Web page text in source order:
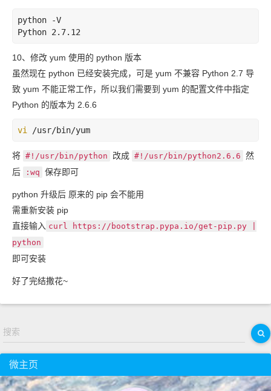
python
-V
Python 2 .7.12
10、修改 yum 使用的 python 版本
虽然现在 python 已经安装完成，可是 yum 不兼容 Python 2.7 导
致 yum 不能正常工作，所以我们需要到 yum 的配置文件中指定
Python 的版本为 2.6.6
vi
将 #!/usr/bin/python 改成 #!/usr/bin/python2.6.6 然
后
:wq 保存即可
python 升级后 原来的 pip 会不能用
需重新安装 pip
直接输入 curl https://bootstrap.pypa.io/get-pip.py |
python
即可安装
好了完结撒花~
搜索
微主页